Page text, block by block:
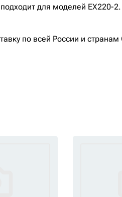
для моделей EX220-
по всей России и